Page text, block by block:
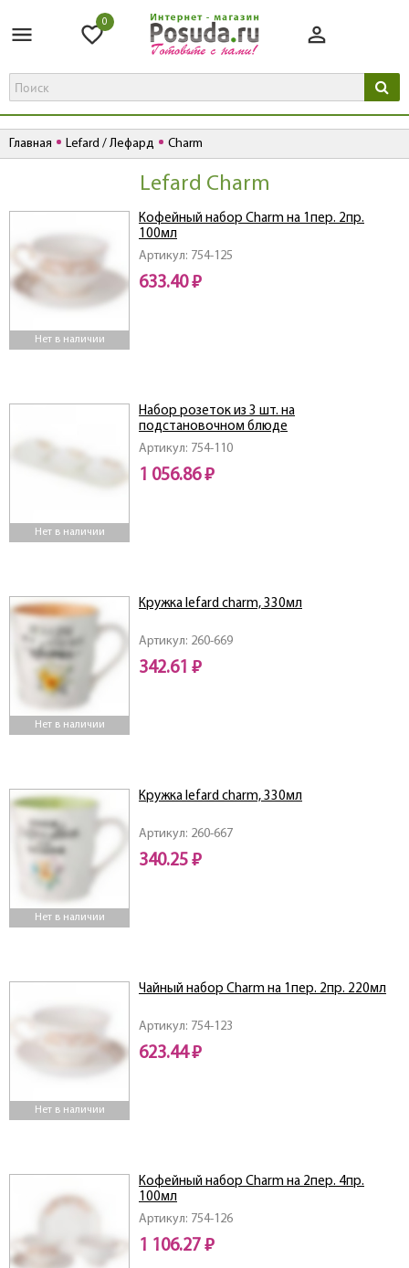
0
Главная Lefard / Лефард Charm
Lefard Charm
Нет в наличии
Артикул: 754-125
Кофейный набор Charm на 1пер. 2пр.
100мл
633.40 ₽
Нет в наличии
Артикул: 754-110
Набор розеток из 3 шт. на
подстановочном блюде
1 056.86 ₽
Нет в наличии
Артикул: 260-669
Кружка lefard charm, 330мл
342.61 ₽
Нет в наличии
Артикул: 260-667
Кружка lefard charm, 330мл
340.25 ₽
Нет в наличии
Артикул: 754-123
Чайный набор Charm на 1пер. 2пр. 220мл
623.44 ₽
Артикул: 754-126
Кофейный набор Charm на 2пер. 4пр.
100мл
1 106.27 ₽